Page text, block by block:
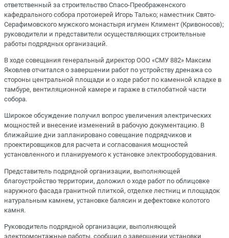
ответственный за строительство Спасо-Преображенского
кафедрального собора протоиерей Игорь Талько; наместник Свято-
Серафимовского мужского монастыря игумен Климент (Кривоносов);
руководители и представители осуществляющих строительные
работы подрядных организаций.
В ходе совещания генеральный директор ООО «СМУ 882» Максим
Яковлев отчитался о завершении работ по устройству дренажа со
стороны центральной площади и о ходе работ по каменной кладке в
тамбуре, вентиляционной камере и гараже в стилобатной части
собора.
Широкое обсуждение получил вопрос увеличения электрических
мощностей и внесение изменений в рабочую документацию. В
ближайшие дни запланировано совещание подрядчиков и
проектировщиков для расчета и согласования мощностей
установленного и планируемого к установке электрооборудования.
Представитель подрядной организации, выполняющей
благоустройство территории, доложил о ходе работ по облицовке
наружного фасада гранитной плиткой, отделке лестниц и площадок
натуральным камнем, установке балясин и дефектовке колотого
камня.
Руководитель подрядной организации, выполняющей
электромонтажные работы, сообщил о завершении установки